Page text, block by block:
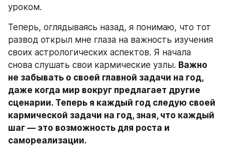
уроком.
Теперь, оглядываясь назад, я понимаю, что тот
развод открыл мне глаза на важность изучения
своих астрологических аспектов. Я начала
снова слушать свои кармические узлы. Важно
не забывать о своей главной задачи на год,
даже когда мир вокруг предлагает другие
сценарии. Теперь я каждый год следую своей
кармической задачи на год, зная, что каждый
шаг — это возможность для роста и
самореализации.